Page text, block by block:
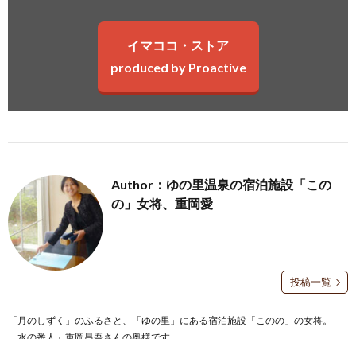
イマココ・ストア
produced by Proactive
Author：ゆの里温泉の宿泊施設「この
の」女将、重岡愛
投稿一覧
「月のしずく」のふるさと、「ゆの里」にある宿泊施設「このの」の女将。